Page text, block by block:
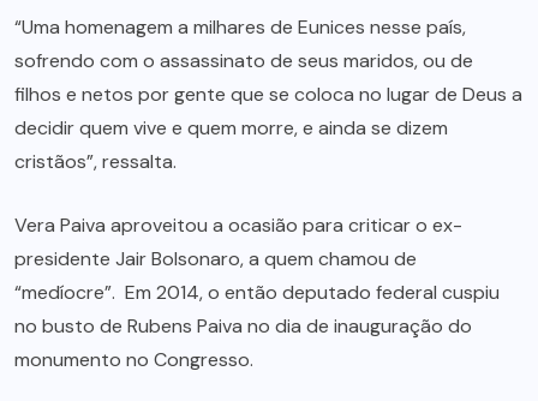
“Uma homenagem a milhares de Eunices nesse país,
sofrendo com o assassinato de seus maridos, ou de
filhos e netos por gente que se coloca no lugar de Deus a
decidir quem vive e quem morre, e ainda se dizem
cristãos”, ressalta.
Vera Paiva aproveitou a ocasião para criticar o ex-
presidente Jair Bolsonaro, a quem chamou de
“medíocre”. Em 2014, o então deputado federal cuspiu
no busto de Rubens Paiva no dia de inauguração do
monumento no Congresso.